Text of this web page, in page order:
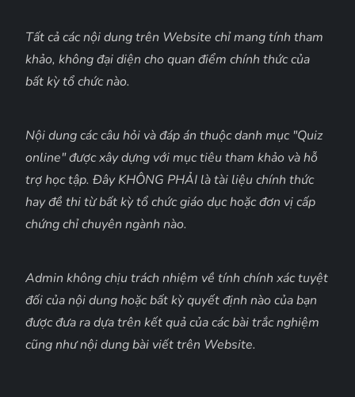
Tất cả các nội dung trên Website chỉ mang tính tham
khảo, không đại diện cho quan điểm chính thức của
bất kỳ tổ chức nào.
Nội dung các câu hỏi và đáp án thuộc danh mục "Quiz
online" được xây dựng với mục tiêu tham khảo và hỗ
trợ học tập. Đây KHÔNG PHẢI là tài liệu chính thức
hay đề thi từ bất kỳ tổ chức giáo dục hoặc đơn vị cấp
chứng chỉ chuyên ngành nào.
Admin không chịu trách nhiệm về tính chính xác tuyệt
đối của nội dung hoặc bất kỳ quyết định nào của bạn
được đưa ra dựa trên kết quả của các bài trắc nghiệm
cũng như nội dung bài viết trên Website.